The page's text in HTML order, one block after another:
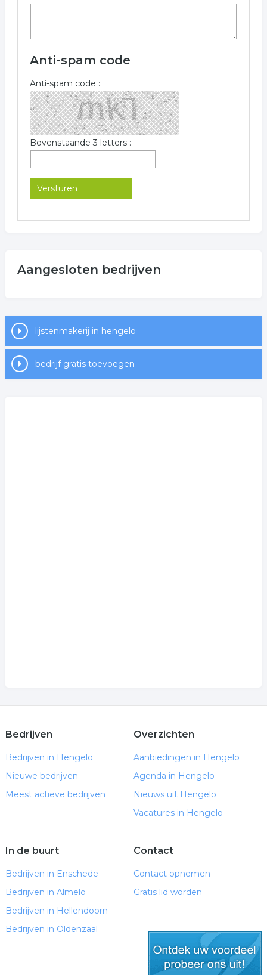
Anti-spam code
Anti-spam code :
Bovenstaande 3 letters :
Aangesloten bedrijven
lijstenmakerij in hengelo
bedrijf gratis toevoegen
Bedrijven
Bedrijven in Hengelo
Nieuwe bedrijven
Meest actieve bedrijven
Overzichten
Aanbiedingen in Hengelo
Agenda in Hengelo
Nieuws uit Hengelo
Vacatures in Hengelo
In de buurt
Bedrijven in Enschede
Bedrijven in Almelo
Bedrijven in Hellendoorn
Bedrijven in Oldenzaal
Contact
Contact opnemen
Gratis lid worden